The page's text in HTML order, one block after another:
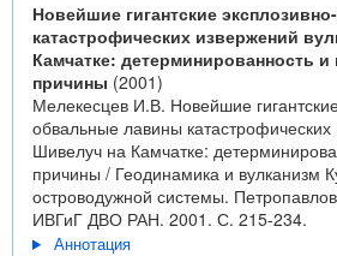
Новейшие гигантские
катастрофических извержений
Камчатке: детерминированность
причины (2001)
Мелекесцев И.В. Новейшие
обвальные лавины
Шивелуч на Камчатке:
причины / Геодинамика и вулканизм
островодужной системы.
ИВГиГ ДВО РАН. 2001. С. 215-234.
Аннотация